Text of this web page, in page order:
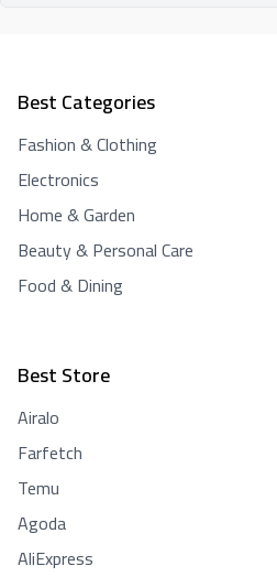
Best Categories
Fashion & Clothing
Electronics
Home & Garden
Beauty & Personal Care
Food & Dining
Best Store
Airalo
Farfetch
Temu
Agoda
AliExpress